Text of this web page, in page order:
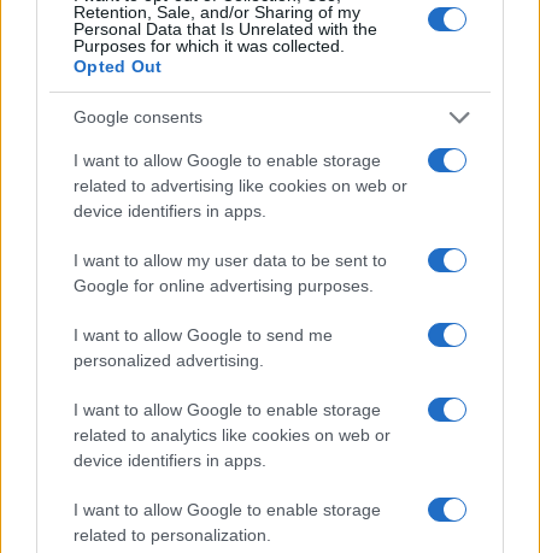
Retention, Sale, and/or Sharing of my
Personal Data that Is Unrelated with the
Purposes for which it was collected.
Opted Out
Google consents
I want to allow Google to enable storage
related to advertising like cookies on web or
device identifiers in apps.
I want to allow my user data to be sent to
Google for online advertising purposes.
I want to allow Google to send me
personalized advertising.
I want to allow Google to enable storage
related to analytics like cookies on web or
device identifiers in apps.
I want to allow Google to enable storage
related to personalization.
επενδύει σε ένα από τα πλέον
διαδεδομένα ατρακτίδια στοχοποίησης
ΣΑΝ ΣΗΜΕΡΑ – 6 Αυγούστου 1777:
Μάχη του Oriskany, μια ήττα με
ινδιάνικο εμφύλιο
“Τυφλό” το ιρλανδικό κυβερνητικό
αεροσκάφος ή μια ακόμη ρήξη με το
Ισραήλ;